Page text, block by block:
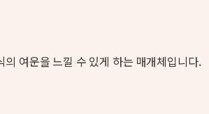
여운을 느낄 수 있게 하는 매개체입니다.